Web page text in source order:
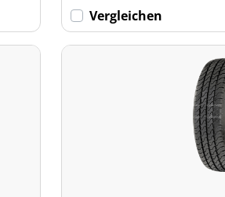
Vergleichen